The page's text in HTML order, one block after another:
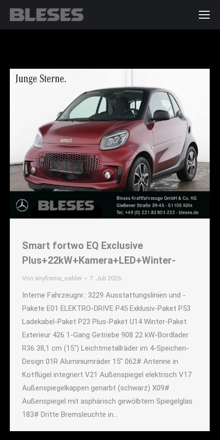
Smart fortwo EQ Exclusive
Plus+22kW+Kamera+LED+Winter-
Von anyframe_oehler 7. Juli 2026
Interne Fahrzeugnr.: 3229 Ausstattungslinien und -
Pakete E01 ELEKTRO-DRIVE P45 Exklusiv-Paket P53
Ladekabel-Paket P23 Plus-Paket U14 Winter-Paket
Exterieur 426 1-Gang Getriebe 908 22 kW-Bordlader
R36 38,1 cm (15") Leichtmetallräder im 4-Speichen-
Design 01R Aluminiumräder 15" 062# Antenne in
Kotflügel integriert V21 Außenspiegel elektrisch V17
Außenspiegelkappen genarbt (schwarz) X09#
Außenspiegel mit asphärisch gewölbtem Spiegelglas
183# Dritte Bremsleuchte in…